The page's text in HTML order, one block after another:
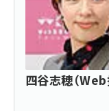
四谷志穂（Web